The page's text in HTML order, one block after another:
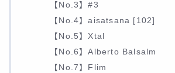
【No.3】#3
【No.4】aisatsana [102]
【No.5】Xtal
【No.6】Alberto Balsalm
【No.7】Flim